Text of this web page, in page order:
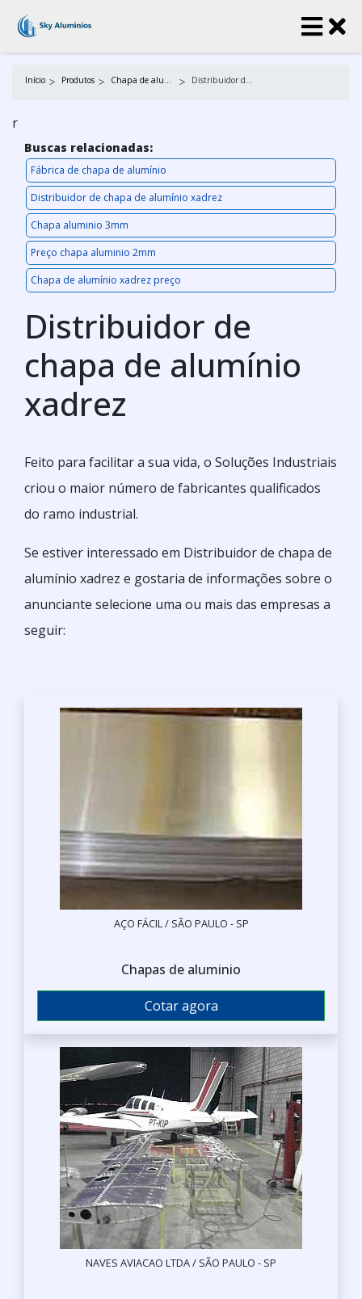
Início Produtos Chapa de alumínio Distribuidor de chapa de alumínio xadrez
r
Buscas relacionadas:
Fábrica de chapa de alumínio
Distribuidor de chapa de alumínio xadrez
Chapa aluminio 3mm
Preço chapa aluminio 2mm
Chapa de alumínio xadrez preço
Distribuidor de
chapa de alumínio
xadrez
Feito para facilitar a sua vida, o Soluções Industriais
criou o maior número de fabricantes qualificados
do ramo industrial.
Se estiver interessado em Distribuidor de chapa de
alumínio xadrez e gostaria de informações sobre o
anunciante selecione uma ou mais das empresas a
seguir:
AÇO FÁCIL / SÃO PAULO - SP
Chapas de aluminio
Cotar agora
NAVES AVIACAO LTDA / SÃO PAULO - SP